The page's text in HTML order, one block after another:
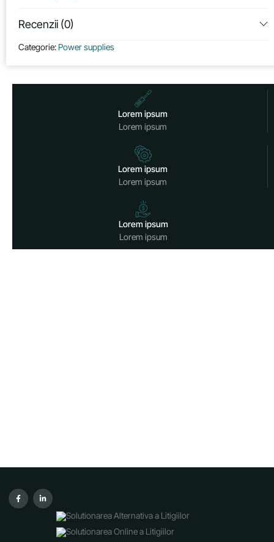
Recenzii (0)
Categorie: Power supplies
Lorem ipsum
Lorem ipsum
Lorem ipsum
Lorem ipsum
Lorem ipsum
Lorem ipsum